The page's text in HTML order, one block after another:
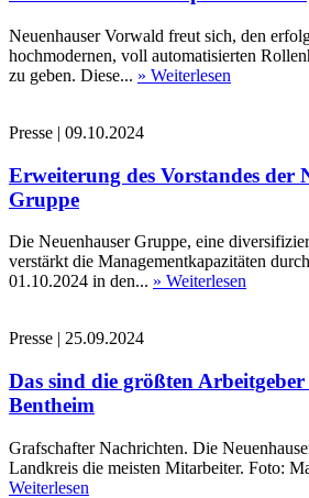
Neuenhauser Vorwald freut sich, den
hochmodernen, voll automatisierten
zu geben. Diese... » Weiterlesen
Presse | 09.10.2024
Erweiterung des Vorstandes der
Gruppe
Die Neuenhauser Gruppe, eine
verstärkt die Managementkapazitäten
01.10.2024 in den... » Weiterlesen
Presse | 25.09.2024
Das sind die größten
Bentheim
Grafschafter Nachrichten. Die
Landkreis die meisten Mitarbeiter. Foto:
Weiterlesen